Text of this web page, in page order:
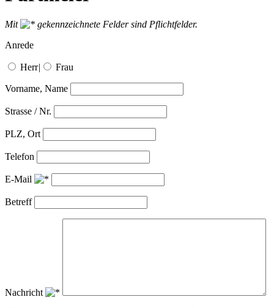
Mit
gekennzeichnete Felder sind Pflichtfelder.
Anrede
Herr| Frau
Vorname, Name
Strasse / Nr.
PLZ, Ort
Telefon
E-Mail
Betreff
Nachricht